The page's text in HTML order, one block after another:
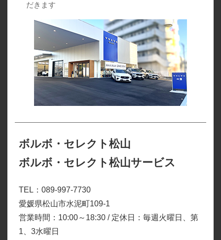
だきます
ボルボ・セレクト松山
ボルボ・セレクト松山サービス
TEL：089-997-7730
愛媛県松山市水泥町109-1
営業時間：10:00～18:30 / 定休日：毎週火曜日、第
1、3水曜日